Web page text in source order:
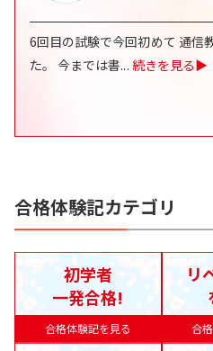
6回目の試験で今回初めて 通信
た。 今までは書... 続きを見る▶
合格体験記カテゴリ
合格体験記を見る
初学者
一発合格!
合
リ